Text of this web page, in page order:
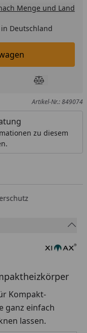
Menge und Land
Deutschland
legen
Produkt
Artikel-Nr.: 849074
zu diesem
Kompakt-
ganz einfach
lassen.